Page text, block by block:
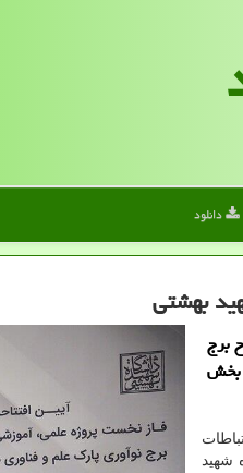
دانلود
بهشتی
برج
بخش
شهید